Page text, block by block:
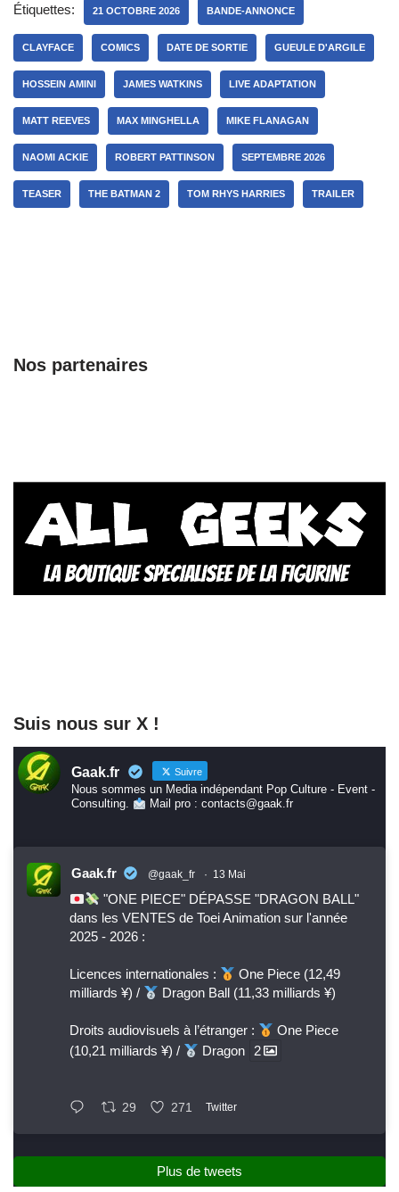
Étiquettes: 21 OCTOBRE 2026 BANDE-ANNONCE
CLAYFACE COMICS DATE DE SORTIE GUEULE D'ARGILE
HOSSEIN AMINI JAMES WATKINS LIVE ADAPTATION
MATT REEVES MAX MINGHELLA MIKE FLANAGAN
NAOMI ACKIE ROBERT PATTINSON SEPTEMBRE 2026
TEASER THE BATMAN 2 TOM RHYS HARRIES TRAILER
Nos partenaires
Suis nous sur X !
Gaak.fr Suivre
Nous sommes un Media indépendant Pop Culture - Event -
Consulting.
Mail pro : contacts@gaak.fr
Gaak.fr @gaak_fr · 13 Mai
"ONE PIECE" DÉPASSE "DRAGON BALL"
dans les VENTES de Toei Animation sur l'année
2025 - 2026 :
Licences internationales :
One Piece (12,49
milliards ¥) /
Dragon Ball (11,33 milliards ¥)
Droits audiovisuels à l’étranger :
One Piece
(10,21 milliards ¥) /
Dragon 2
29 271 Twitter
Plus de tweets